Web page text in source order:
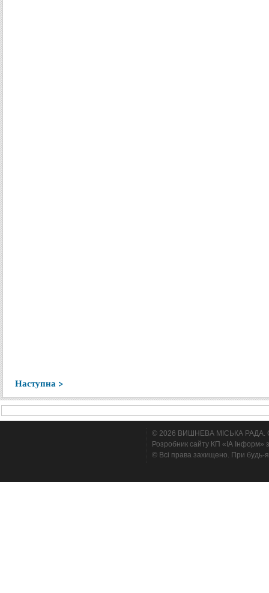
Наступна >
© 2026 ВИШНЕВА МІСЬКА РАДА.
Розробник сайту КП «ІА Інформ»
© Всі права захищено. При будь-